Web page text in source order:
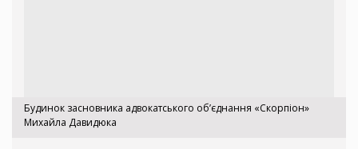
Будинок засновника адвокатського об’єднання «Скорпіон»
Михайла Давидюка